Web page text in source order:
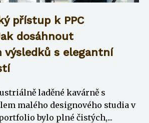
přístup k PPC
dosáhnout
výsledků s elegantní
laděné kavárně s
malého designového studia v
bylo plné čistých,...